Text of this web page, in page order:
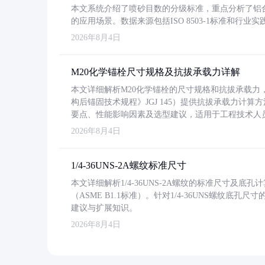
本文系统介绍了喷砂目数的分级标准，重点分析了
的应用场景。数据来源包括ISO 8503-1标准和行业
2026年8月4日
M20化学锚栓尺寸规格及抗拔承载力详解
本文详细解析M20化学锚栓的尺寸规格和抗拔承载
构后锚固技术规程》JGJ 145）提供抗拔承载力计算
要点、性能影响因素及选型建议，适用于工程技术人
2026年8月4日
1/4-36UNS-2A螺纹标准尺寸
本文详细解析1/4-36UNS-2A螺纹的标准尺寸及底孔
（ASME B1.1标准）。针对1/4-36UNS螺纹底孔尺
建议与扩展知识。
2026年8月4日